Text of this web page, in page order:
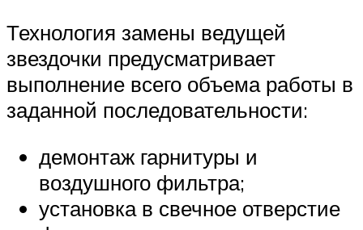
Технология замены ведущей
звездочки предусматривает
выполнение всего объема работы в
заданной последовательности:
демонтаж гарнитуры и
воздушного фильтра;
установка в свечное отверстие